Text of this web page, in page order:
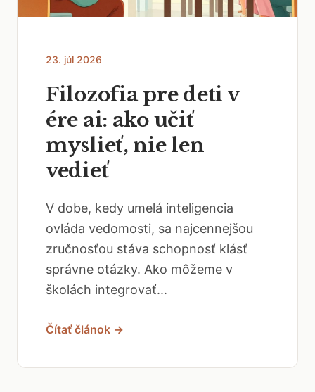
23. júl 2026
Filozofia pre deti v
ére ai: ako učiť
myslieť, nie len
vedieť
V dobe, kedy umelá inteligencia
ovláda vedomosti, sa najcennejšou
zručnosťou stáva schopnosť klásť
správne otázky. Ako môžeme v
školách integrovať...
Čítať článok →